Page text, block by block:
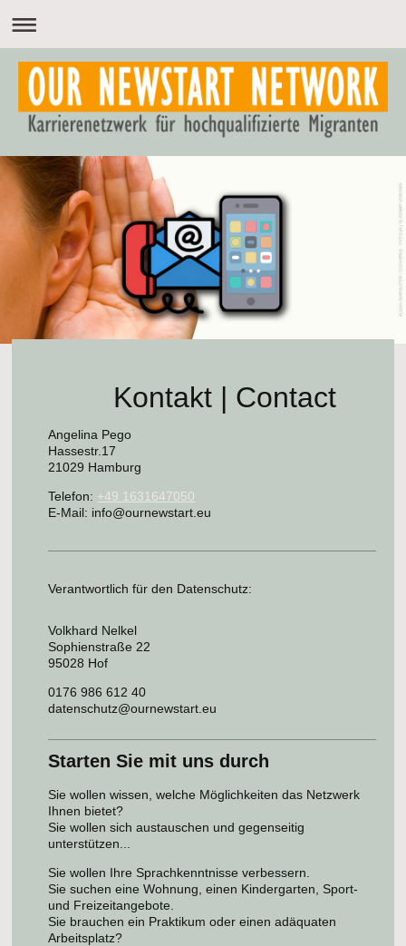
Kontakt | Contact
Angelina Pego
Hassestr.17
21029 Hamburg
Telefon: +49 1631647050
E-Mail: info@ournewstart.eu
Verantwortlich für den Datenschutz:
Volkhard Nelkel
Sophienstraße 22
95028 Hof
0176 986 612 40
datenschutz@ournewstart.eu
Starten Sie mit uns durch
Sie wollen wissen, welche Möglichkeiten das Netzwerk
Ihnen bietet?
Sie wollen sich austauschen und gegenseitig
unterstützen...
Sie wollen Ihre Sprachkenntnisse verbessern.
Sie suchen eine Wohnung, einen Kindergarten, Sport-
und Freizeitangebote.
Sie brauchen ein Praktikum oder einen adäquaten
Arbeitsplatz?